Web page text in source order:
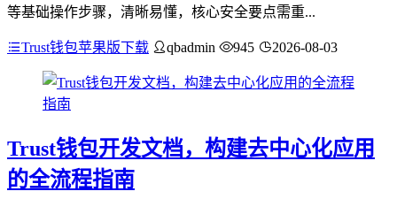
等基础操作步骤，清晰易懂，核心安全要点需重...
Trust钱包苹果版下载 qbadmin 945 2026-08-03
Trust钱包开发文档，构建去中心化应用
的全流程指南